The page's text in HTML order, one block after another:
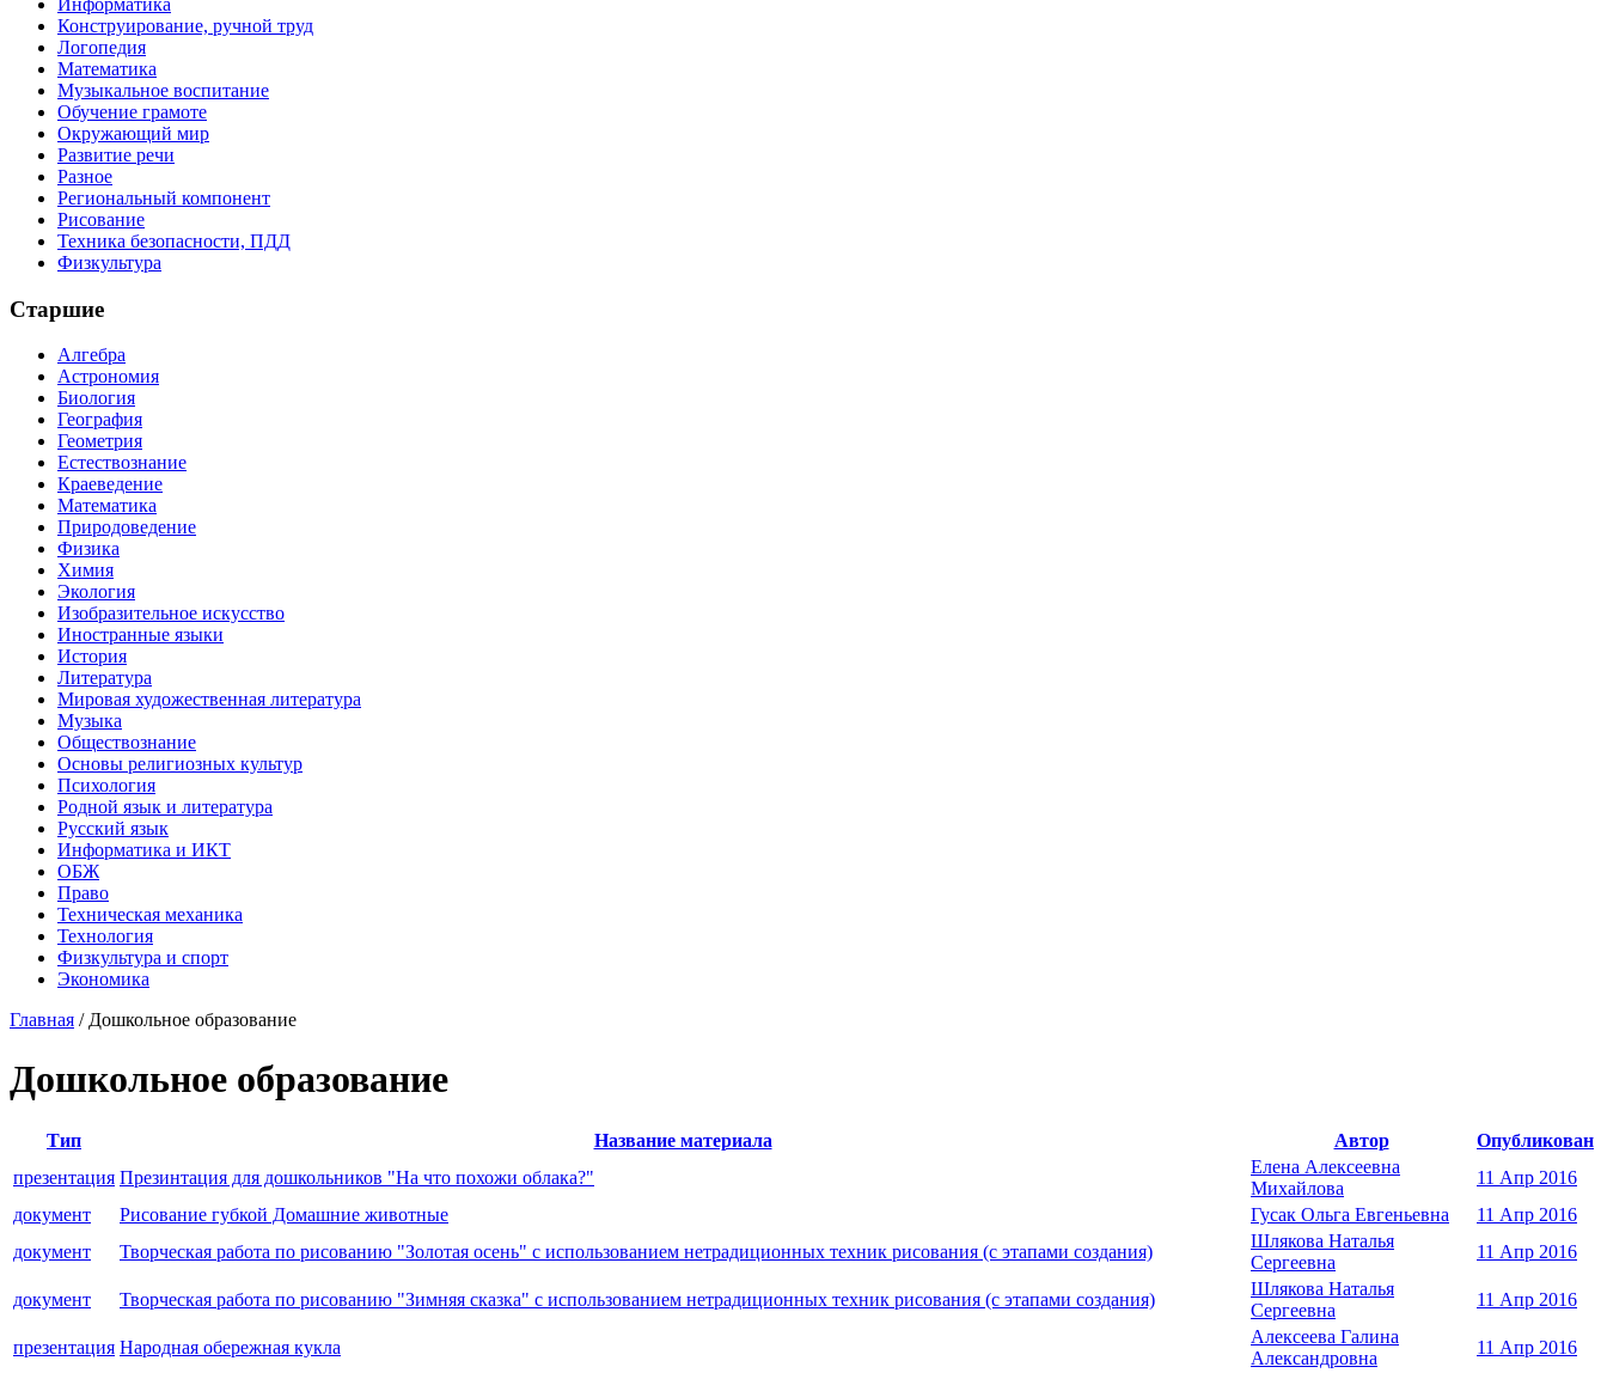
Конструирование, ручной труд
Логопедия
Математика
Музыкальное воспитание
Обучение грамоте
Окружающий мир
Развитие речи
Разное
Региональный компонент
Рисование
Техника безопасности, ПДД
Физкультура
Старшие
Алгебра
Астрономия
Биология
География
Геометрия
Естествознание
Краеведение
Математика
Природоведение
Физика
Химия
Экология
Изобразительное искусство
Иностранные языки
История
Литература
Мировая художественная литература
Музыка
Обществознание
Основы религиозных культур
Психология
Родной язык и литература
Русский язык
Информатика и ИКТ
ОБЖ
Право
Техническая механика
Технология
Физкультура и спорт
Экономика
Главная / Дошкольное образование
Дошкольное образование
Тип Название материала Автор
Опубликован
презентация Презинтация для дошкольников "На что похожи облака?"
Елена Алексеевна
Михайлова
11 Апр 2016
документ
Рисование губкой Домашние животные Гусак Ольга Евгеньевна
11 Апр 2016
документ
Творческая работа по рисованию "Золотая осень" с использованием нетрадиционных техник рисования (с этапами создания)
Шлякова Наталья
Сергеевна
11 Апр 2016
документ Творческая работа по рисованию "Зимняя сказка" с использованием нетрадиционных техник рисования (с этапами создания)
Шлякова Наталья
Сергеевна
11 Апр 2016
презентация Народная обережная кукла
Алексеева Галина
Александровна
11 Апр 2016